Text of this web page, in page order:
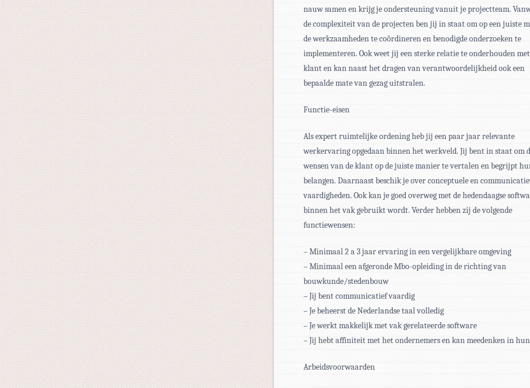
nauw samen en krijg je ondersteuning vanuit je projectteam.
de complexiteit van de projecten ben jij in staat om op een juiste
de werkzaamheden te coördineren en benodigde onderzoeken te
implementeren. Ook weet jij een sterke relatie te onderhouden
klant en kan naast het dragen van verantwoordelijkheid ook een
bepaalde mate van gezag uitstralen.
Functie-eisen
Als expert ruimtelijke ordening heb jij een paar jaar relevante
werkervaring opgedaan binnen het werkveld. Jij bent in staat om
wensen van de klant op de juiste manier te vertalen en begrijpt
belangen. Daarnaast beschik je over conceptuele en
vaardigheden. Ook kan je goed overweg met de hedendaagse
binnen het vak gebruikt wordt. Verder hebben zij de volgende
functiewensen:
– Minimaal 2 a 3 jaar ervaring in een vergelijkbare omgeving
– Minimaal een afgeronde Mbo-opleiding in de richting van
bouwkunde/stedenbouw
– Jij bent communicatief vaardig
– Je beheerst de Nederlandse taal volledig
– Je werkt makkelijk met vak gerelateerde software
– Jij hebt affiniteit met het ondernemers en kan meedenken in
Arbeidsvoorwaarden